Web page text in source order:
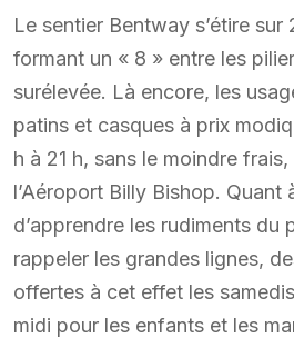
Le sentier Bentway s’étire
formant un « 8 » entre les
surélevée. Là encore, les
patins et casques à prix
h à 21 h, sans le moindre
l’Aéroport Billy Bishop. Quant
d’apprendre les rudiments du
rappeler les grandes lignes,
offertes à cet effet les
midi pour les enfants et les